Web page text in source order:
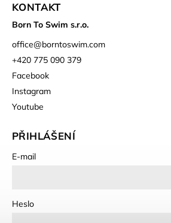
KONTAKT
Born To Swim s.r.o.
office@borntoswim.com
+420 775 090 379
Facebook
Instagram
Youtube
PŘIHLÁŠENÍ
E-mail
Heslo